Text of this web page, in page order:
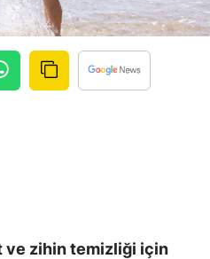
ve zihin temizliği için